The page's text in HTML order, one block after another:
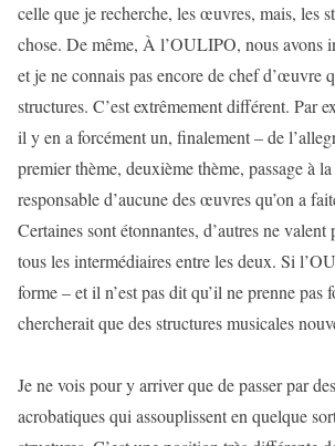
celle que je recherche, les œuvres, mais, les
chose. De même, À l’OULIPO, nous avons
et je ne connais pas encore de chef d’œuvre
structures. C’est extrêmement différent. Par
il y en a forcément un, finalement – de
premier thème, deuxième thème, passage à
responsable d’aucune des œuvres qu’on a
Certaines sont étonnantes, d’autres ne
tous les intermédiaires entre les deux. Si
forme – et il n’est pas dit qu’il ne prenne pas
chercherait que des structures musicales
Je ne vois pour y arriver que de passer par
acrobatiques qui assouplissent en quelque